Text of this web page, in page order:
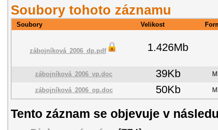
Soubory tohoto záznamu
Soubory Velikost
zábojníková_2006_dp.pdf 1.426Mb
zábojníková_2006_vp.doc 39Kb
zábojníková_2006_op.doc 50Kb
Tento záznam se objevuje v